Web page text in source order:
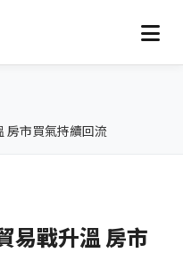
房市買氣持續回流
易戰升溫 房市